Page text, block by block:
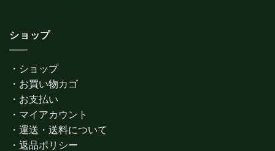
ショップ
・ ショップ
・ お買い物カゴ
・ お支払い
・ マイアカウント
・ 運送・送料について
・ 返品ポリシー